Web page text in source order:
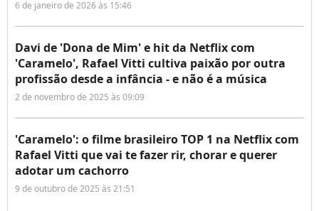
6 de janeiro de 2026 às 15:46
Davi de 'Dona de Mim' e hit da Netflix com
'Caramelo', Rafael Vitti cultiva paixão por outra
profissão desde a infância - e não é a música
2 de novembro de 2025 às 09:09
'Caramelo': o filme brasileiro TOP 1 na Netflix com
Rafael Vitti que vai te fazer rir, chorar e querer
adotar um cachorro
9 de outubro de 2025 às 21:51